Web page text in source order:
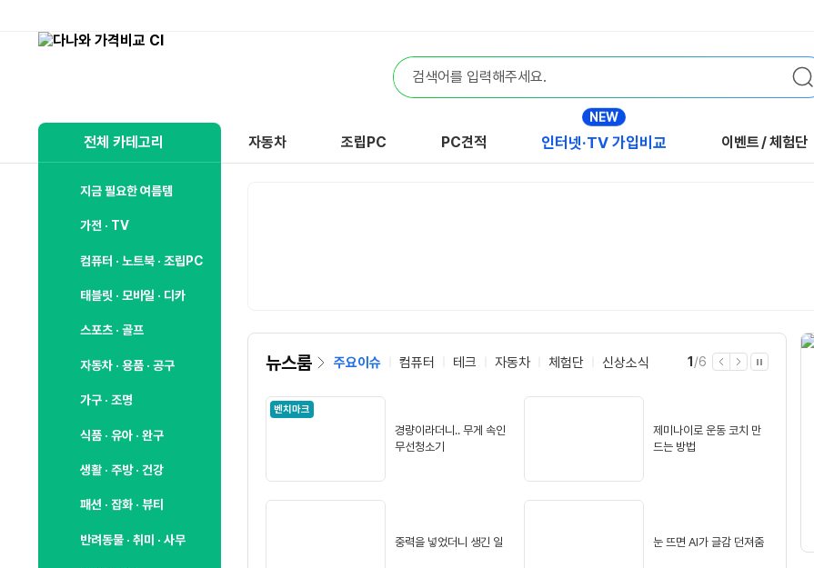
비
사
다
통
합
검
검
색
전체 카테고리
지금 필요한 여름템
가전 · TV
컴퓨터 · 노트북 · 조립PC
태블릿 · 모바일 · 디카
스포츠 · 골프
자동차 · 용품 · 공구
가구 · 조명
식품 · 유아 · 완구
생활 · 주방 · 건강
패션 · 잡화 · 뷰티
반려동물 · 취미 · 사무
자동차 조립PC PC견적
NEW
인터넷·TV 가입비교 이벤트/체험단
뉴스룸 주요이슈 컴퓨터 테크 자동차 체험단 신상소식
벤치마크
경량이라더니.. 무게 속인
무선청소기
제미나이로 운동 코치 만
드는 방법
중력을 넣었더니 생긴 일 눈 뜨면 AI가 글감 던져줌
현
1 /전
6
이 다
자
적